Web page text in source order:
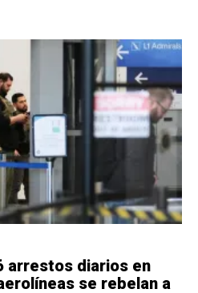
arrestos diarios en
se rebelan a